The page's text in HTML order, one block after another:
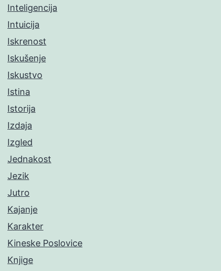
Inteligencija
Intuicija
Iskrenost
Iskušenje
Iskustvo
Istina
Istorija
Izdaja
Izgled
Jednakost
Jezik
Jutro
Kajanje
Karakter
Kineske Poslovice
Knjige